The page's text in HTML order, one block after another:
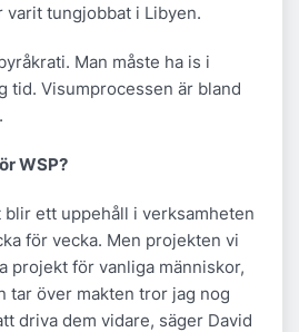
varit tungjobbat i Libyen.
Man måste ha is i
tid. Visumprocessen är bland
WSP?
ett uppehåll i verksamheten
för vecka. Men projekten vi
projekt för vanliga människor,
tar över makten tror jag nog
driva dem vidare, säger David